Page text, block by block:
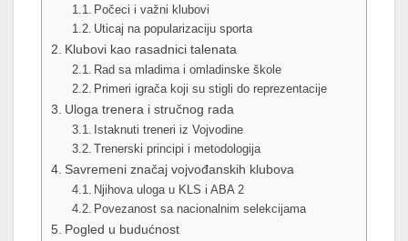
Počeci i važni klubovi
Uticaj na popularizaciju sporta
Klubovi kao rasadnici talenata
Rad sa mladima i omladinske škole
Primeri igrača koji su stigli do reprezentacije
Uloga trenera i stručnog rada
Istaknuti treneri iz Vojvodine
Trenerski principi i metodologija
Savremeni značaj vojvođanskih klubova
Njihova uloga u KLS i ABA 2
Povezanost sa nacionalnim selekcijama
Pogled u budućnost